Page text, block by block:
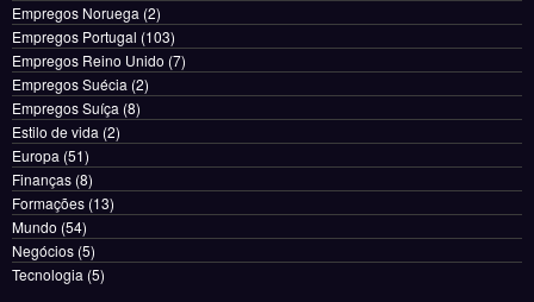
Empregos Noruega (2)
Empregos Portugal (103)
Empregos Reino Unido (7)
Empregos Suécia (2)
Empregos Suíça (8)
Estilo de vida (2)
Europa (51)
Finanças (8)
Formações (13)
Mundo (54)
Negócios (5)
Tecnologia (5)